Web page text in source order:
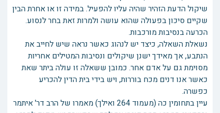
שיקול הדעת הזהיר שהיה עליו להפעיל. במידה זו או אחרת הבין
שקיים סיכון בפעולה שהוא עושה ולמרות זאת בחר לנסוע.
הכרעה בנסיבות מורכבות.
נשאלת השאלה, כיצד יש לנהוג כאשר נראה שיש לחייב את
הנתבע, אך מאידך ישנן שיקולים ונסיבות המטילים אחריות
מסוימת גם על אדם אחר. כמובן ששאלה זו עולה ביתר שאת
כאשר אנו דנים מכח בוררות, ויש בידי בית הדין להכריע
כפשרה.
עיין בתחומין כה (מעמוד 264 ואילך) מאמרו של הרב דר' איתמר